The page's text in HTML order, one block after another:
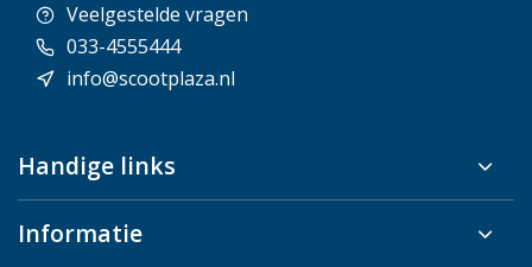
Veelgestelde vragen
033-4555444
info@scootplaza.nl
Handige links
Informatie